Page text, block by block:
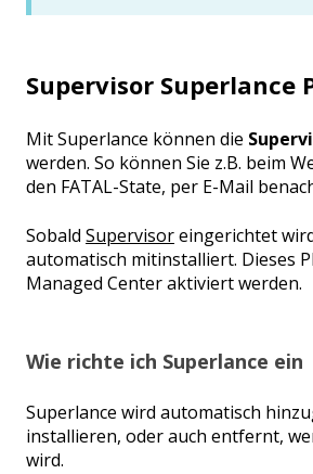
Supervisor Superlance
Mit Superlance können die
werden. So können Sie z.B. beim
den FATAL-State, per E-Mail
Sobald Supervisoreingerichtet
automatisch mitinstalliert. Dieses
Managed Center aktiviert werden.
Wie richte ich Superlance ein
Superlance wird automatisch
installieren, oder auch entfernt,
wird.